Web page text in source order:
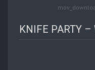
KNIFE PARTY –